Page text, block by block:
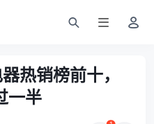
热销榜前十，
一半